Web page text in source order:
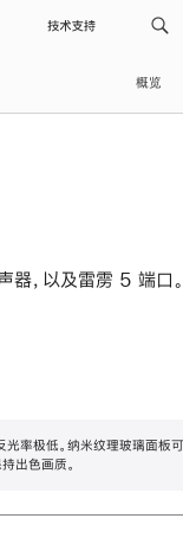
技术支持
概览
，以及雷雳 5 端口。
光率极低。纳米纹理玻璃面板
出色画质。